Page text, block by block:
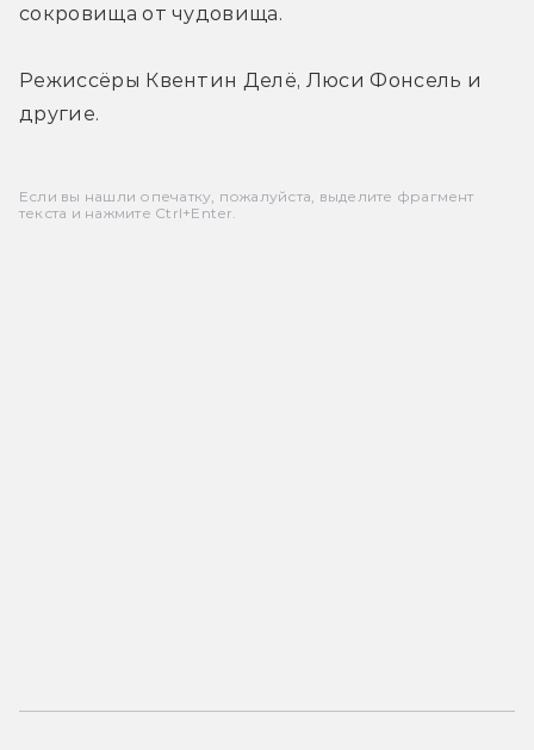
сокровища от чудовища.
Режиссёры Квентин Делё, Люси Фонсель и
другие.
Если вы нашли опечатку, пожалуйста, выделите фрагмент
текста и нажмите Ctrl+Enter.